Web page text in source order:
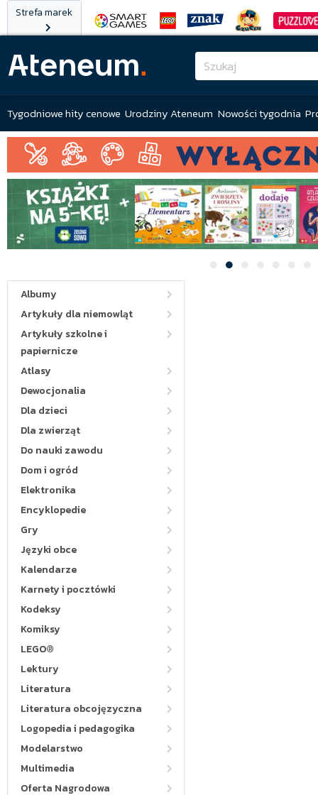
Strefa marek
Tygodniowe hity cenowe Urodziny Ateneum Nowości tygodnia
Albumy
Artykuły dla niemowląt
Artykuły szkolne i
papiernicze
Atlasy
Dewocjonalia
Dla dzieci
Dla zwierząt
Do nauki zawodu
Dom i ogród
Elektronika
Encyklopedie
Gry
Języki obce
Kalendarze
Karnety i pocztówki
Kodeksy
Komiksy
LEGO®
Lektury
Literatura
Literatura obcojęzyczna
Logopedia i pedagogika
Modelarstwo
Multimedia
Oferta Nagrodowa